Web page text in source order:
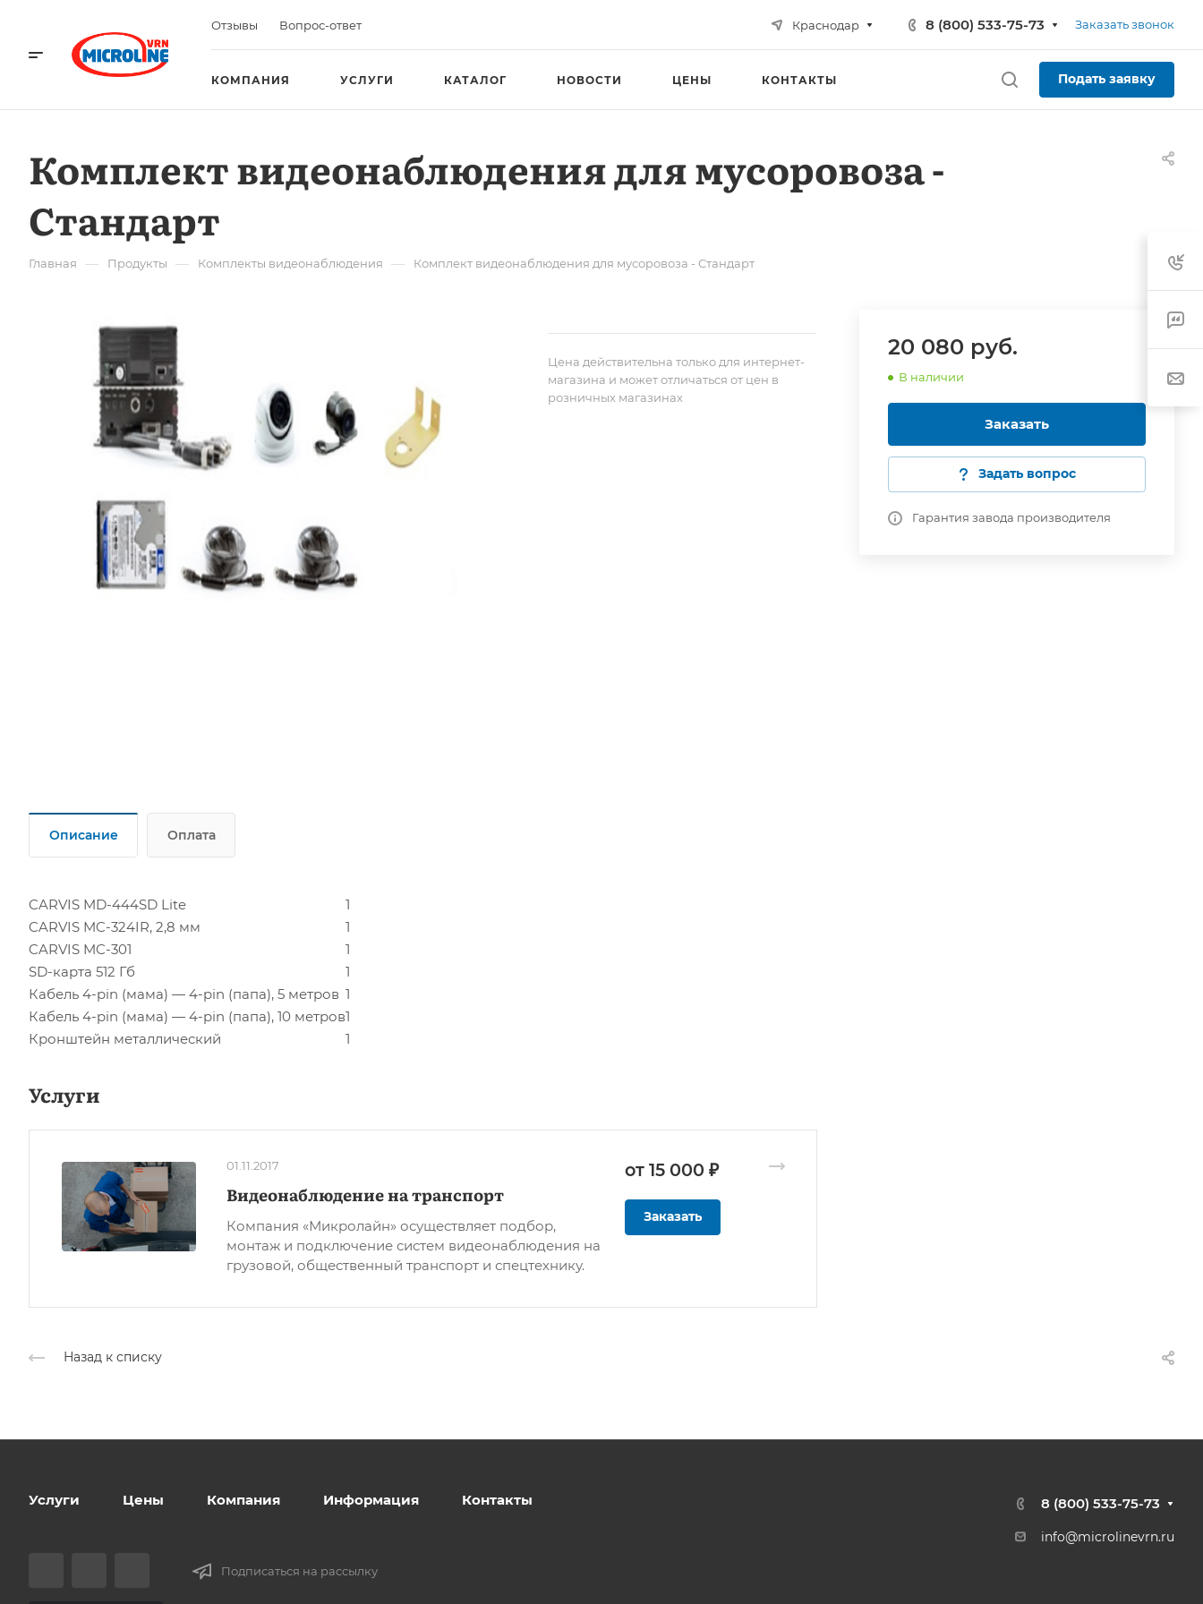
Отзывы Вопрос-ответ Краснодар 8 (800) 533-75-73 Заказать звонок
КОМПАНИЯ УСЛУГИ КАТАЛОГ НОВОСТИ ЦЕНЫ КОНТАКТЫ Подать заявку
Комплект видеонаблюдения для мусоровоза -
Стандарт
Главная — Продукты — Комплекты видеонаблюдения — Комплект видеонаблюдения для мусоровоза - Стандарт
20 080 руб.
В наличии
Заказать
Задать вопрос
Гарантия завода производителя
Цена действительна только для интернет-
магазина и может отличаться от цен в
розничных магазинах
Описание Оплата
CARVIS MD-444SD Lite
1
CARVIS MC-324IR, 2,8 мм
1
CARVIS MC-301
1
SD-карта 512 Гб
1
Кабель 4-pin (мама) — 4-pin (папа), 5 метров 1
Кабель 4-pin (мама) — 4-pin (папа), 10 метров1
Кронштейн металлический
1
Услуги
01.11.2017
Видеонаблюдение на транспорт
Компания «Микролайн» осуществляет подбор,
монтаж и подключение систем видеонаблюдения на
грузовой, общественный транспорт и спецтехнику.
от 15 000 ₽
Заказать
Назад к списку
Услуги Цены Компания Информация Контакты
Подписаться на рассылку
8 (800) 533-75-73
info@microlinevrn.ru